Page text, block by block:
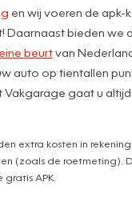
en wij voeren de apk-
Daarnaast bieden we
beurtvan
auto op tientallen
gaat u
extra kosten in
(zoals de roetmeting).
APK.